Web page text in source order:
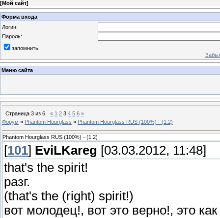
[Мой сайт]
Форма входа
Логин:
Пароль:
запомнить
Меню сайта
Страница 3 из 6 « 1 2 3 4 5 6 »
Форум » Phantom Hourglass » Phantom Hourglass RUS (100%) - (1.2)
Phantom Hourglass RUS (100%) - (1.2)
[101] EviLKareg [03.03.2012, 11:48]
that's the spirit!
разг.
(that's the (right) spirit!)
вот молодец!, вот это верно!, это